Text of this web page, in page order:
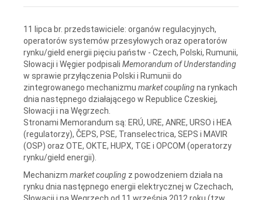
11 lipca br. przedstawiciele: organów regulacyjnych,
operatorów systemów przesyłowych oraz operatorów
rynku/giełd energii pięciu państw - Czech, Polski, Rumunii,
Słowacji i Węgier podpisali Memorandum of Understanding
w sprawie przyłączenia Polski i Rumunii do
zintegrowanego mechanizmu market couplingna rynkach
dnia następnego działającego w Republice Czeskiej,
Słowacji i na Węgrzech.
Stronami Memorandum są: ERÚ, URE, ANRE, URSO i HEA
(regulatorzy), ČEPS, PSE, Transelectrica, SEPS i MAVIR
(OSP) oraz OTE, OKTE, HUPX, TGE i OPCOM (operatorzy
rynku/giełd energii).
Mechanizm market coupling z powodzeniem działa na
rynku dnia następnego energii elektrycznej w Czechach,
Słowacji i na Węgrzech od 11 września 2012 roku (tzw.